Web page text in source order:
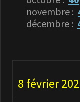
novembre :
décembre :
8 février